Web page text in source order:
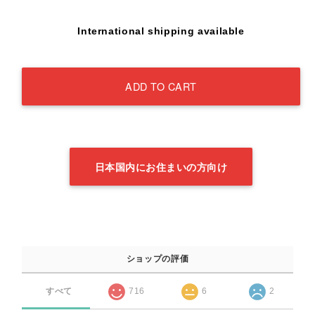
International shipping available
ADD TO CART
日本国内にお住まいの方向け
ショップの評価
すべて 716 6 2